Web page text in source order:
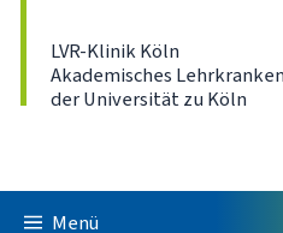
LVR-Klinik Köln
Akademisches
der Universität zu Köln
Menü